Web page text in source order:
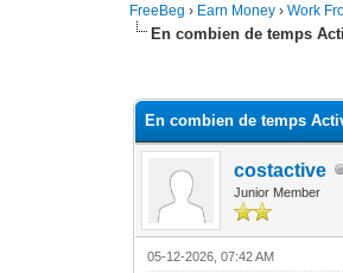
FreeBeg › Earn Money ›Work
En combien de temps
En combien de temps
costactive
Junior Member
05-12-2026, 07:42 AM